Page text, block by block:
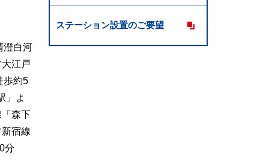
澄白河
江戸
歩約5
」よ
「森下
宿線
分
ステーション設置のご要望